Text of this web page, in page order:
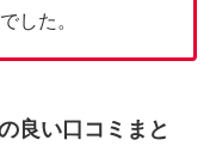
した。
良い口コミまと